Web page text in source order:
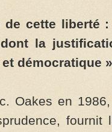
de cette liberté
la
démocratique
Oakes en